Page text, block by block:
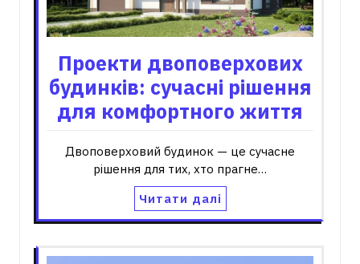
Проекти двоповерхових
будинків: сучасні рішення
для комфортного життя
Двоповерховий будинок — це сучасне
рішення для тих, хто прагне…
Читати далі